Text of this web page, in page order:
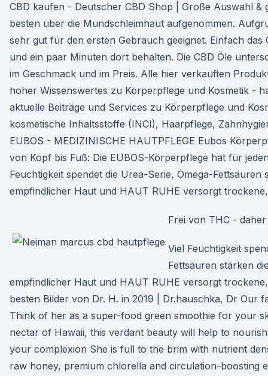
CBD kaufen - Deutscher CBD Shop | Große Auswahl &
besten über die Mundschleimhaut aufgenommen.
sehr gut für den ersten Gebrauch geeignet. Einfach
und ein paar Minuten dort behalten. Die CBD Öle
im Geschmack und im Preis. Alle hier verkauften
hoher Wissenswertes zu Körperpflege und Kosmetik -
aktuelle Beiträge und Services zu Körperpflege und
kosmetische Inhaltsstoffe (INCI), Haarpflege,
EUBOS - MEDIZINISCHE HAUTPFLEGE Eubos
von Kopf bis Fuß: Die EUBOS-Körperpflege hat für
Feuchtigkeit spendet die Urea-Serie, Omega-
empfindlicher Haut und HAUT RUHE versorgt
Frei von THC -
Viel Feuchtigkeit
Fettsäuren stärken
empfindlicher Haut und HAUT RUHE versorgt
besten Bilder von Dr. H. in 2019 | Dr.hauschka, Dr Our
Think of her as a super-food green smoothie for your
nectar of Hawaii, this verdant beauty will help to
your complexion She is full to the brim with nutrient
raw honey, premium chlorella and circulation-boosting